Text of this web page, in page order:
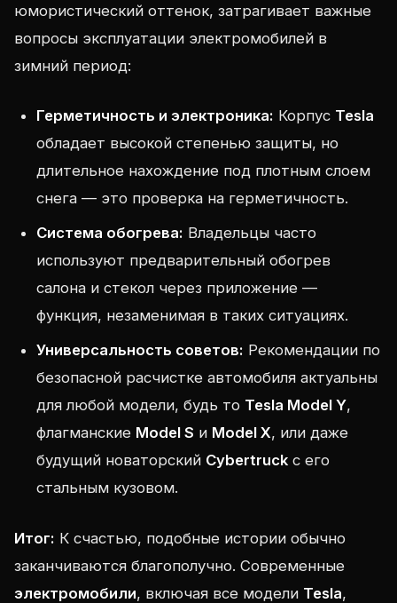
юмористический оттенок, затрагивает важные
вопросы эксплуатации электромобилей в
зимний период:
Герметичность и электроника: Корпус Tesla
обладает высокой степенью защиты, но
длительное нахождение под плотным слоем
снега — это проверка на герметичность.
Система обогрева: Владельцы часто
используют предварительный обогрев
салона и стекол через приложение —
функция, незаменимая в таких ситуациях.
Универсальность советов: Рекомендации по
безопасной расчистке автомобиля актуальны
для любой модели, будь то Tesla Model Y,
флагманские Model S и Model X, или даже
будущий новаторский Cybertruck с его
стальным кузовом.
Итог: К счастью, подобные истории обычно
заканчиваются благополучно. Современные
электромобили, включая все модели Tesla,